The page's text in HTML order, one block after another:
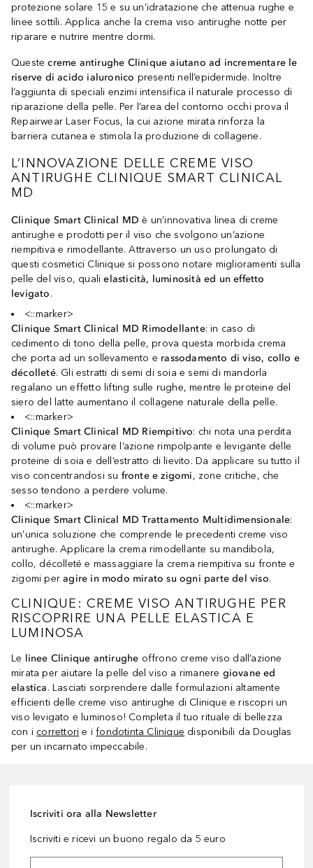
protezione solare 15 e su un’idratazione che attenua rughe e
linee sottili. Applica anche la crema viso antirughe notte per
riparare e nutrire mentre dormi.
Questecreme antirughe Clinique aiutano ad incrementare le
riserve di acido ialuronico presenti nell’epidermide. Inoltre
l’aggiunta di speciali enzimi intensifica il naturale processo di
riparazione della pelle. Per l’area del contorno occhi prova il
Repairwear Laser Focus, la cui azione mirata rinforza la
barriera cutanea e stimola la produzione di collagene.
L’INNOVAZIONE DELLE CREME VISO
ANTIRUGHE CLINIQUE SMART CLINICAL
MD
Clinique Smart Clinical MD è un’innovativa linea di creme
antirughe e prodotti per il viso che svolgono un’azione
riempitiva e rimodellante. Attraverso un uso prolungato di
questi cosmetici Clinique si possono notare miglioramenti sulla
pelle del viso, qualielasticità, luminosità ed un effetto
levigato.
<::marker>
Clinique Smart Clinical MD Rimodellante: in caso di
cedimento di tono della pelle, prova questa morbida crema
che porta ad un sollevamento e rassodamento di viso, collo e
décolleté. Gli estratti di semi di soia e semi di mandorla
regalano un effetto lifting sulle rughe, mentre le proteine del
siero del latte aumentano il collagene naturale della pelle.
<::marker>
Clinique Smart Clinical MD Riempitivo: chi nota una perdita
di volume può provare l’azione rimpolpante e levigante delle
proteine di soia e dell’estratto di lievito. Da applicare su tutto il
viso concentrandosi su fronte e zigomi, zone critiche, che
sesso tendono a perdere volume.
<::marker>
Clinique Smart Clinical MD Trattamento Multidimensionale:
un’unica soluzione che comprende le precedenti creme viso
antirughe. Applicare la crema rimodellante su mandibola,
collo, décolleté e massaggiare la crema riempitiva su fronte e
zigomi peragire in modo mirato su ogni parte del viso.
CLINIQUE: CREME VISO ANTIRUGHE PER
RISCOPRIRE UNA PELLE ELASTICA E
LUMINOSA
Le linee Clinique antirughe offrono creme viso dall’azione
mirata per aiutare la pelle del viso a rimanere giovane ed
elastica. Lasciati sorprendere dalle formulazioni altamente
efficienti delle creme viso antirughe di Clinique e riscopri un
viso levigato e luminoso! Completa il tuo rituale di bellezza
con i correttori e ifondotinta Clinique disponibili da Douglas
per un incarnato impeccabile.
Iscriviti ora alla Newsletter
Iscriviti e ricevi un buono regalo da 5 euro